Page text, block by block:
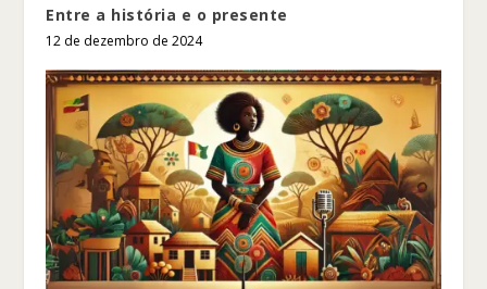
Entre a história e o presente
12 de dezembro de 2024